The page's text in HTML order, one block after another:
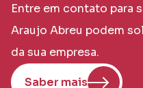
Entre em contato para
Araujo Abreu podem
da sua empresa.
Saber mais